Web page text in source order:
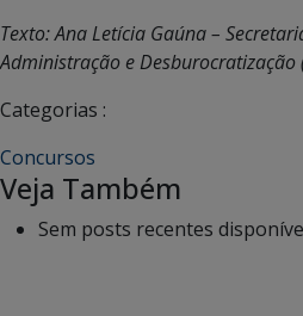
Texto: Ana Letícia Gaúna –
Administração e Desburocratização
Categorias :
Concursos
Veja Também
Sem posts recentes